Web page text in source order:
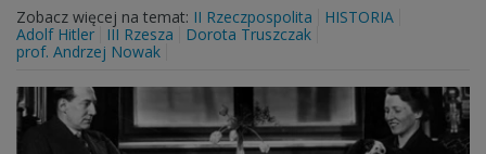
Zobacz więcej na temat: II Rzeczpospolita
HISTORIA
Adolf Hitler
III Rzesza
Dorota Truszczak
prof. Andrzej Nowak